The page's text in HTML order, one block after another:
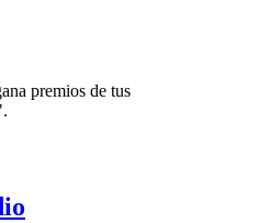
premios de tus